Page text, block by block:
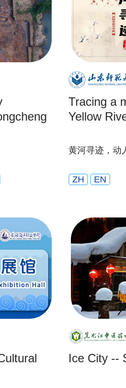
Tracing a
Yellow
黄河寻迹，动
ZH EN
Ice City --